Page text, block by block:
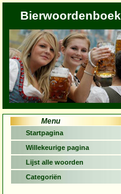
Bierwoordenboek
Menu
Startpagina
Willekeurige pagina
Lijst alle woorden
Categoriën